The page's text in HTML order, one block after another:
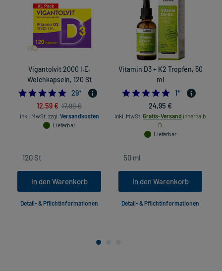
Vigantolvit 2000 I.E.
Weichkapseln, 120 St
4.896551724137931
29*
12,59 € 17,99 €
inkl. MwSt. zzgl. Versandkosten
Lieferbar
In den Warenkorb
Detail- & Pflichtinformationen
Vitamin D3 + K2 Tropfen, 50
ml
5.0
1*
24,95 €
inkl. MwSt. Gratis-Versand innerhalb
D.
Lieferbar
In den Warenkorb
Detail- & Pflichtinformationen